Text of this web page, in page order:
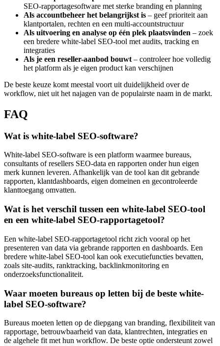
SEO-rapportagesoftware met sterke branding en planning
Als accountbeheer het belangrijkst is – geef prioriteit aan
klantportalen, rechten en een multi-accountstructuur
Als uitvoering en analyse op één plek plaatsvinden – zoek
een bredere white-label SEO-tool met audits, tracking en
integraties
Als je een reseller-aanbod bouwt – controleer hoe volledig
het platform als je eigen product kan verschijnen
De beste keuze komt meestal voort uit duidelijkheid over de
workflow, niet uit het najagen van de populairste naam in de markt.
FAQ
Wat is white-label SEO-software?
White-label SEO-software is een platform waarmee bureaus,
consultants of resellers SEO-data en rapporten onder hun eigen
merk kunnen leveren. Afhankelijk van de tool kan dit gebrande
rapporten, klantdashboards, eigen domeinen en gecontroleerde
klanttoegang omvatten.
Wat is het verschil tussen een white-label SEO-tool
en een white-label SEO-rapportagetool?
Een white-label SEO-rapportagetool richt zich vooral op het
presenteren van data via gebrande rapporten en dashboards. Een
bredere white-label SEO-tool kan ook executiefuncties bevatten,
zoals site-audits, ranktracking, backlinkmonitoring en
onderzoeksfunctionaliteit.
Waar moeten bureaus op letten bij de beste white-
label SEO-software?
Bureaus moeten letten op de diepgang van branding, flexibiliteit van
rapportage, betrouwbaarheid van data, klantrechten, integraties en
de algehele fit met hun workflow. De beste optie ondersteunt zowel